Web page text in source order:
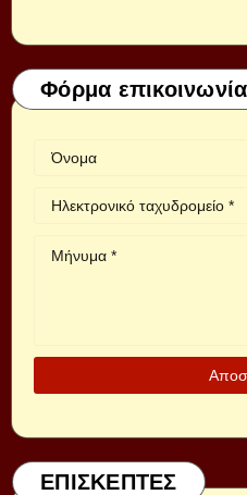
Φόρμα
ΕΠΙΣΚΕΠΤΕΣ